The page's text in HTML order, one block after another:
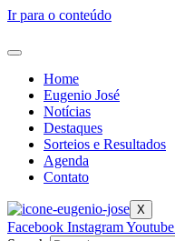
Ir para o conteúdo
Home
Eugenio José
Notícias
Destaques
Sorteios e Resultados
Agenda
Contato
X
Facebook InstagramYoutube